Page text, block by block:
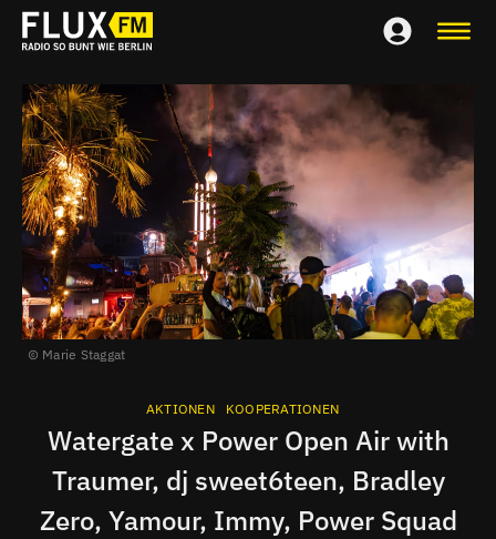
Marie Staggat
AKTIONEN KOOPERATIONEN
Watergate x Power Open Air with
Traumer, dj sweet6teen, Bradley
Zero, Yamour, Immy, Power Squad